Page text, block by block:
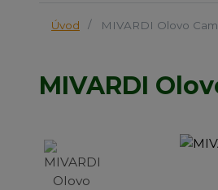
Úvod MIVARDI Olovo
MIVARDI